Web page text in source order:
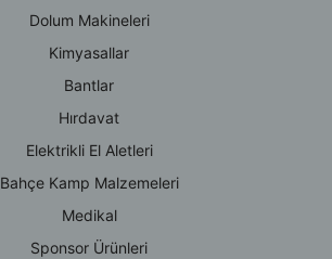
Dolum Makineleri
Kimyasallar
Bantlar
Hırdavat
Elektrikli El Aletleri
Bahçe Kamp Malzemeleri
Medikal
Sponsor Ürünleri